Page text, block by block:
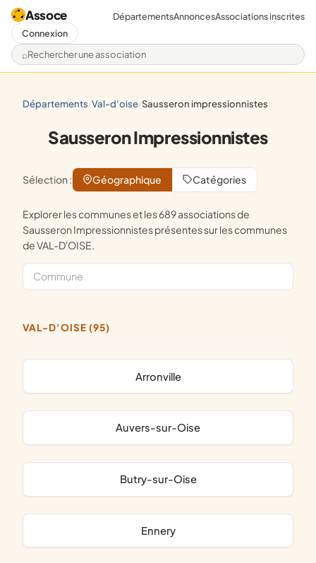
Assoce
Rechercher une association
DépartementsAnnoncesAssociations inscrites
Connexion
départements/ val-d'oise/ sausseron impressionnistes
Sausseron Impressionnistes
Sélection : Géographique Catégories
Explorer les communes et les 689 associations de
Sausseron Impressionnistes présentes sur les communes
de VAL-D'OISE.
VAL-D'OISE (95)
Arronville
Auvers-sur-Oise
Butry-sur-Oise
Ennery